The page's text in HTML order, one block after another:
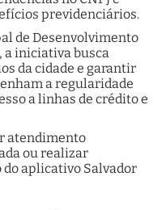
previdenciários.
de Desenvolvimento
a iniciativa busca
da cidade e garantir
a regularidade
a linhas de crédito e
atendimento
ou realizar
aplicativo Salvador